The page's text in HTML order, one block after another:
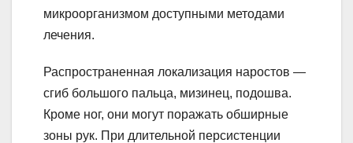
микроорганизмом доступными методами
лечения.
Распространенная локализация наростов —
сгиб большого пальца, мизинец, подошва.
Кроме ног, они могут поражать обширные
зоны рук. При длительной персистенции